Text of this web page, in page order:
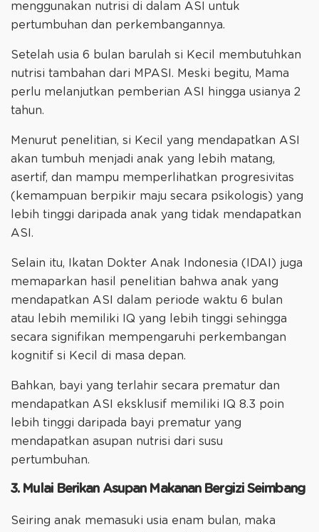
menggunakan nutrisi di dalam ASI untuk
pertumbuhan dan perkembangannya.
Setelah usia 6 bulan barulah si Kecil membutuhkan
nutrisi tambahan dari MPASI. Meski begitu, Mama
perlu melanjutkan pemberian ASI hingga usianya 2
tahun.
Menurut penelitian, si Kecil yang mendapatkan ASI
akan tumbuh menjadi anak yang lebih matang,
asertif, dan mampu memperlihatkan progresivitas
(kemampuan berpikir maju secara psikologis) yang
lebih tinggi daripada anak yang tidak mendapatkan
ASI.
Selain itu, Ikatan Dokter Anak Indonesia (IDAI) juga
memaparkan hasil penelitian bahwa anak yang
mendapatkan ASI dalam periode waktu 6 bulan
atau lebih memiliki IQ yang lebih tinggi sehingga
secara signifikan mempengaruhi perkembangan
kognitif si Kecil di masa depan.
Bahkan, bayi yang terlahir secara prematur dan
mendapatkan ASI eksklusif memiliki IQ 8.3 poin
lebih tinggi daripada bayi prematur yang
mendapatkan asupan nutrisi dari susu
pertumbuhan.
3. Mulai Berikan Asupan Makanan Bergizi Seimbang
Seiring anak memasuki usia enam bulan, maka